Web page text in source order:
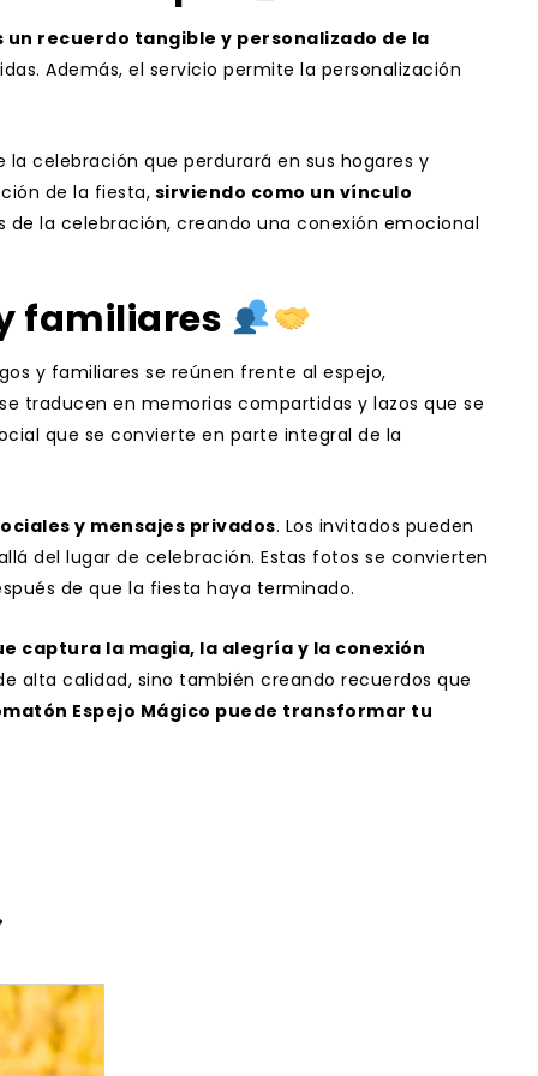
recuerdo tangible y personalizado de la
Además, el servicio permite la personalización
celebración que perdurará en sus hogares y
de la fiesta, sirviendo como un vínculo
la celebración, creando una conexión emocional
familiares
y familiares se reúnen frente al espejo,
traducen en memorias compartidas y lazos que se
que se convierte en parte integral de la
y mensajes privados. Los invitados pueden
del lugar de celebración. Estas fotos se convierten
de que la fiesta haya terminado.
captura la magia, la alegría y la conexión
alta calidad, sino también creando recuerdos que
Espejo Mágico puede transformar tu